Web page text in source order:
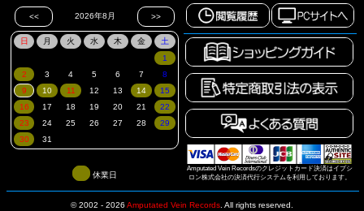
Amputated Vein Recordsのクレジットカード決済はイプシ
ロン株式会社の決済代行システムを利用しております。
休業日
© 2002 - 2026 Amputated Vein Records All rights reserved.